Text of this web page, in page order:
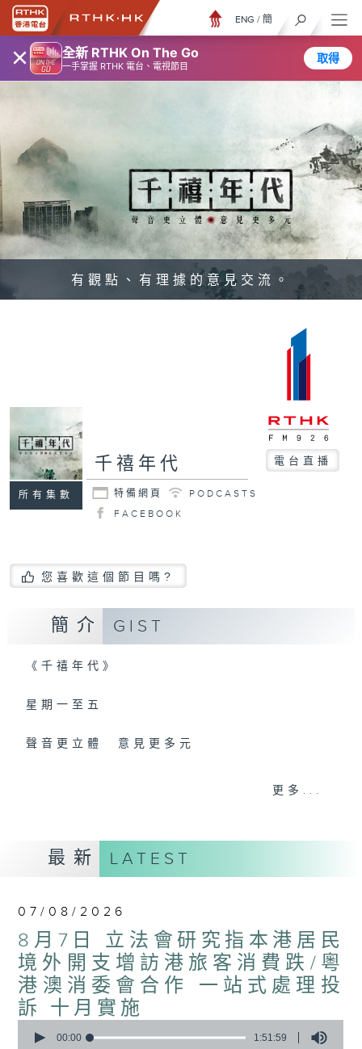
× 全新 RTHK On The Go
一手掌握 RTHK 電台、電視節目
取得
ENG / 簡
有觀點、有理據的意見交流。
所有集數
千禧年代 電台直播
特備網頁
PODCASTS
FACEBOOK
您喜歡這個節目嗎?
簡介 GIST
《千禧年代》
星期一至五
聲音更立體 意見更多元
「千禧年代」鼓勵聽眾及嘉賓作有觀點、有理
聽眾提供最新資訊以迎接新的一天。
監製：林嘉瑜
更多...
最新 LATEST
07/08/2026
8月7日 立法會研究指本港居民
境外開支增訪港旅客消費跌/粵
港澳消委會合作 一站式處理投
訴 十月實施
seconds
00:00 1:51:59